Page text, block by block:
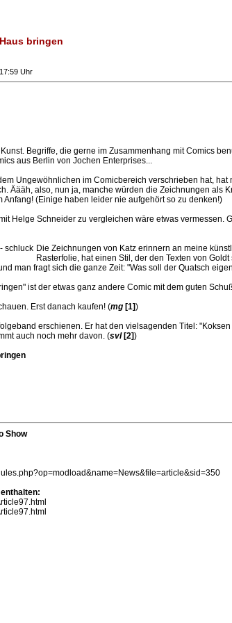
bringen
Uhr
Begriffe, die gerne im Zusammenhang mit Comics
aus Berlin von Jochen Enterprises...
Ungewöhnlichen im Comicbereich verschrieben hat,
Äääh, also, nun ja, manche würden die Zeichnungen
(Einige haben leider nie aufgehört so zu denken!)
Helge Schneider zu vergleichen wäre etwas
Die Zeichnungen von Katz erinnern an meine
Rasterfolie, hat einen Stil, der den Texten von
man fragt sich die ganze Zeit: "Was soll der Quatsch
ist der etwas ganz andere Comic mit dem guten
Erst danach kaufen! (mg [1])
erschienen. Er hat den vielsagenden Titel:
auch noch mehr davon. (svl[2])
Show